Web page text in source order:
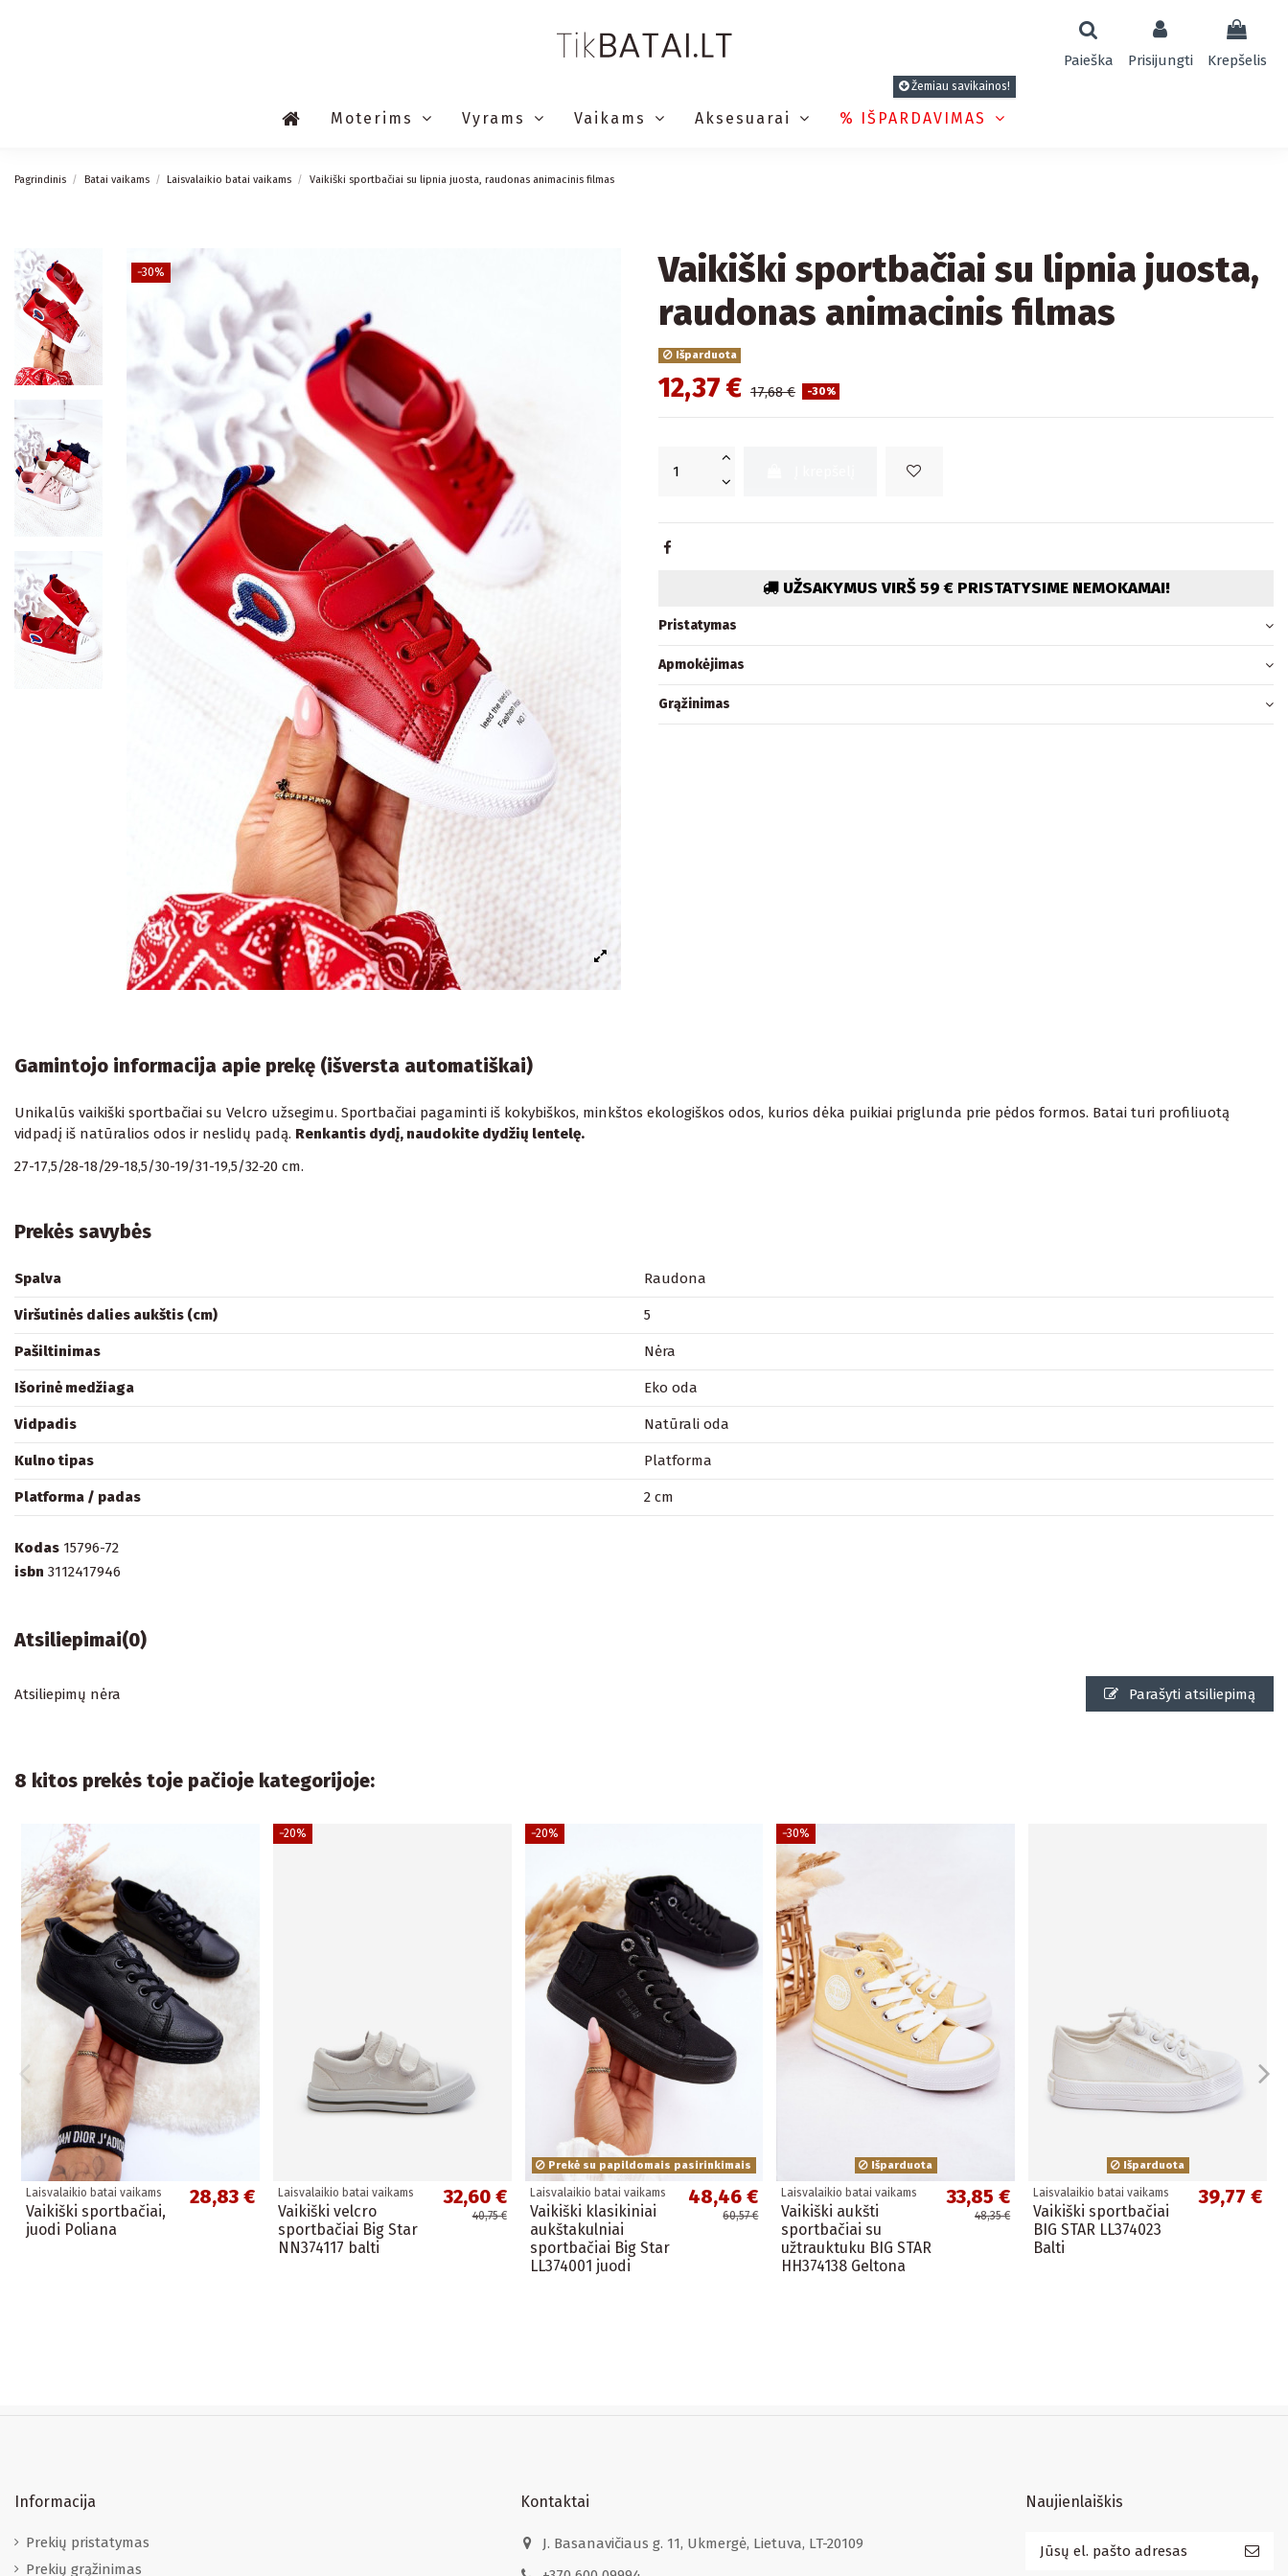
Paieška Prisijungti Krepšelis
Moterims Vyrams Vaikams Aksesuarai % IŠPARDAVIMAS
Žemiau savikainos!
Pagrindinis Batai vaikams Laisvalaikio batai vaikams Vaikiški sportbačiai su lipnia juosta, raudonas animacinis filmas
−30%
Vaikiški sportbačiai su lipnia juosta,
raudonas animacinis filmas
Išparduota
12,37 € 17,68 € -30%
UŽSAKYMUS VIRŠ 59 € PRISTATYSIME NEMOKAMAI!
Pristatymas
Apmokėjimas
Grąžinimas
Gamintojo informacija apie prekę (išversta automatiškai)
Unikalūs vaikiški sportbačiai su Velcro užsegimu. Sportbačiai pagaminti iš kokybiškos, minkštos ekologiškos odos, kurios dėka puikiai priglunda prie pėdos formos. Batai turi profiliuotą
vidpadį iš natūralios odos ir neslidų padą. Renkantis dydį, naudokite dydžių lentelę.
27-17,5/28-18/29-18,5/30-19/31-19,5/32-20 cm.
Prekės savybės
Spalva Raudona
Viršutinės dalies aukštis (cm) 5
Pašiltinimas Nėra
Išorinė medžiaga Eko oda
Vidpadis Natūrali oda
Kulno tipas Platforma
Platforma / padas 2 cm
Kodas 15796-72
isbn 3112417946
Atsiliepimai(0)
Atsiliepimų nėra Parašyti atsiliepimą
8 kitos prekės toje pačioje kategorijoje:
Laisvalaikio batai vaikams
Vaikiški sportbačiai,
juodi Poliana
28,83 €
−20%
Laisvalaikio batai vaikams
Vaikiški velcro
sportbačiai Big Star
NN374117 balti
32,60 €
40,75 €
−20%
Prekė su papildomais pasirinkimais
Laisvalaikio batai vaikams
Vaikiški klasikiniai
aukštakulniai
sportbačiai Big Star
LL374001 juodi
48,46 €
60,57 €
−30%
Išparduota
Laisvalaikio batai vaikams
Vaikiški aukšti
sportbačiai su
užtrauktuku BIG STAR
HH374138 Geltona
33,85 €
48,35 €
Išparduota
Laisvalaikio batai vaikams
Vaikiški sportbačiai
BIG STAR LL374023
Balti
39,77 €
Informacija
Prekių pristatymas
Prekių grąžinimas
Kontaktai
J. Basanavičiaus g. 11, Ukmergė, Lietuva, LT-20109
Naujienlaiškis